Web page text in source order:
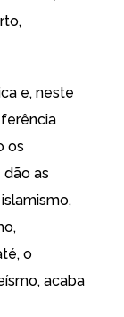
e, neste
os
dão as
o
acaba